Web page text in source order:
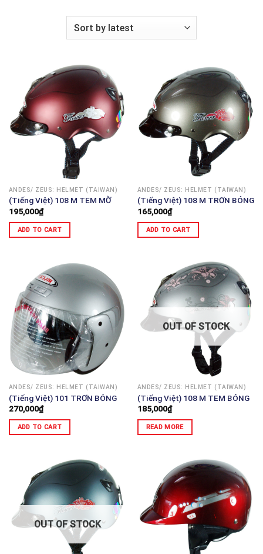
ANDES/ ZEUS: HELMET (TAIWAN)
(Tiếng Việt) 108 M TEM MỜ
195,000₫
ADD TO CART
ANDES/ ZEUS: HELMET (TAIWAN)
(Tiếng Việt) 108 M TRƠN BÓNG
165,000₫
ADD TO CART
ANDES/ ZEUS: HELMET (TAIWAN)
(Tiếng Việt) 101 TRƠN BÓNG
270,000₫
ADD TO CART
OUT OF STOCK
ANDES/ ZEUS: HELMET (TAIWAN)
(Tiếng Việt) 108 M TEM BÓNG
185,000₫
READ MORE
OUT OF STOCK